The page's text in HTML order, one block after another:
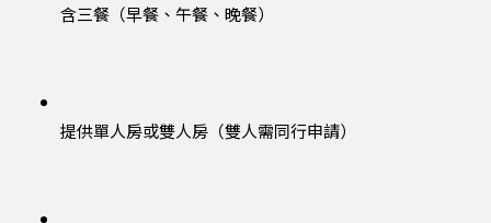
含三餐（早餐、午餐、晚餐）
提供單人房或雙人房（雙人需同行申請）